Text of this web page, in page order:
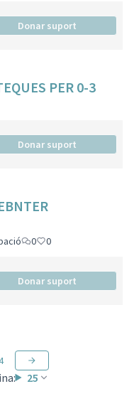
Donar suport
PER 0-3
Donar suport
0 0
Donar suport
25